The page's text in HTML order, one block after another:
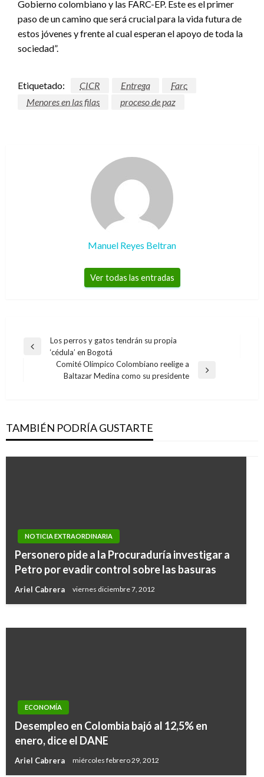
Gobierno colombiano y las FARC-EP. Este es el primer
paso de un camino que será crucial para la vida futura de
estos jóvenes y frente al cual esperan el apoyo de toda la
sociedad”.
Etiquetado: CICR Entrega
Farc
Menores en las filas
proceso de paz
Manuel Reyes Beltran
Ver todas las entradas
Navegación
entradas
Entrada
Los perros y gatos tendrán su propia
‘cédula’ en Bogotá
Comité Olímpico Colombiano reelige a
Baltazar Medina como su presidente
TAMBIÉN PODRÍA GUSTARTE
NOTICIA EXTRAORDINARIA
Personero pide a la Procuraduría investigar a
Petro por evadir control sobre las basuras
Ariel Cabrera viernes diciembre 7, 2012
MinHacienda anuncia medidas para apoyar la
ECONOMÍA
Desempleo en Colombia bajó al 12,5% en
enero, dice el DANE
Ariel Cabrera miércoles febrero 29, 2012